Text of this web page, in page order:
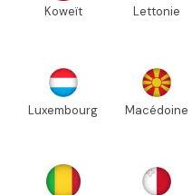
Koweït Lettonie
Luxembourg Macédoine